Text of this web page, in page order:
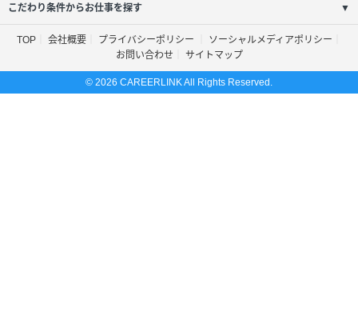
こだわり条件からお仕事を探す ▼
TOP 会社概要 プライバシーポリシー
ソーシャルメディアポリシー
お問い合わせ
サイトマップ
© 2026 CAREERLINK All Rights Reserved.